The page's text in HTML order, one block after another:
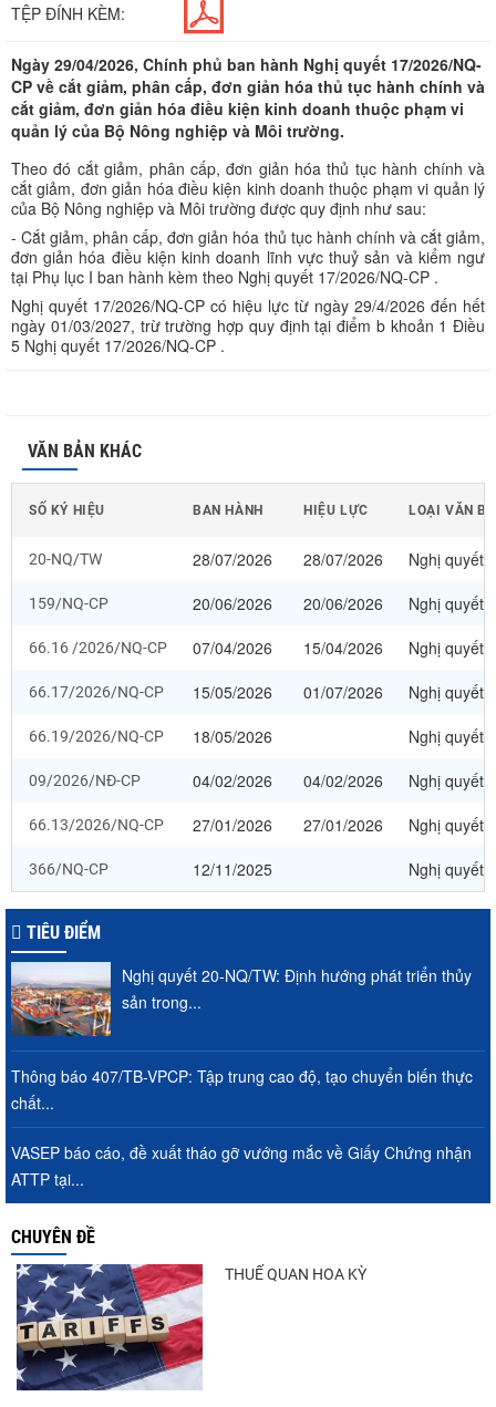
TỆP ĐÍNH KÈM:
Ngày 29/04/2026, Chính phủ ban hành Nghị quyết 17/2026/NQ-
CP về cắt giảm, phân cấp, đơn giản hóa thủ tục hành chính và
cắt giảm, đơn giản hóa điều kiện kinh doanh thuộc phạm vi
quản lý của Bộ Nông nghiệp và Môi trường.
Theo đó cắt giảm, phân cấp, đơn giản hóa thủ tục hành chính và
cắt giảm, đơn giản hóa điều kiện kinh doanh thuộc phạm vi quản lý
của Bộ Nông nghiệp và Môi trường được quy định như sau:
- Cắt giảm, phân cấp, đơn giản hóa thủ tục hành chính và cắt giảm,
đơn giản hóa điều kiện kinh doanh lĩnh vực thuỷ sản và kiểm ngư
tại Phụ lục I ban hành kèm theo Nghị quyết 17/2026/NQ-CP .
Nghị quyết 17/2026/NQ-CP có hiệu lực từ ngày 29/4/2026 đến hết
ngày 01/03/2027, trừ trường hợp quy định tại điểm b khoản 1 Điều
5 Nghị quyết 17/2026/NQ-CP .
VĂN BẢN KHÁC
SỐ KÝ HIỆU BAN HÀNH HIỆU LỰC LOẠI VĂN
20-NQ/TW 28/07/2026 28/07/2026 Nghị quyết
159/NQ-CP 20/06/2026 20/06/2026 Nghị quyết
66.16 /2026/NQ-CP 07/04/2026 15/04/2026 Nghị quyết
66.17/2026/NQ-CP 15/05/2026 01/07/2026 Nghị quyết
66.19/2026/NQ-CP 18/05/2026 Nghị quyết
09/2026/NĐ-CP 04/02/2026 04/02/2026 Nghị quyết
66.13/2026/NQ-CP 27/01/2026 27/01/2026 Nghị quyết
366/NQ-CP 12/11/2025 Nghị quyết
TIÊU ĐIỂM
Nghị quyết 20-NQ/TW: Định hướng phát triển thủy
sản trong...
Thông báo 407/TB-VPCP: Tập trung cao độ, tạo chuyển biến thực
chất...
VASEP báo cáo, đề xuất tháo gỡ vướng mắc về Giấy Chứng nhận
ATTP tại...
CHUYÊN ĐỀ
THUẾ QUAN HOA KỲ